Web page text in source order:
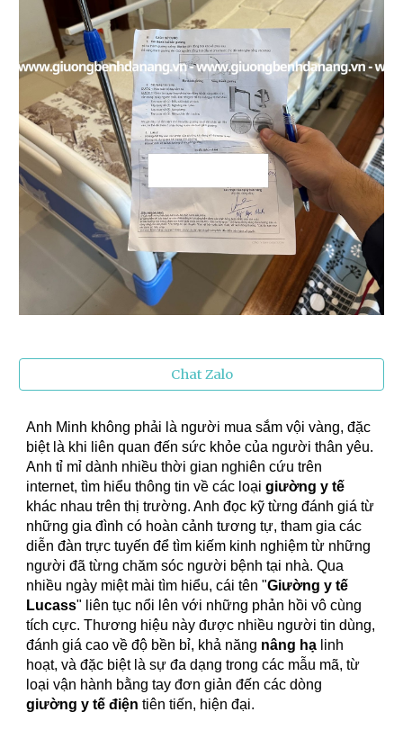
Chat Zalo
Anh Minh không phải là người mua sắm vội vàng, đặc
biệt là khi liên quan đến sức khỏe của người thân yêu.
Anh tỉ mỉ dành nhiều thời gian nghiên cứu trên
internet, tìm hiểu thông tin về các loạigiường y tế
khác nhau trên thị trường. Anh đọc kỹ từng đánh giá từ
những gia đình có hoàn cảnh tương tự, tham gia các
diễn đàn trực tuyến để tìm kiếm kinh nghiệm từ những
người đã từng chăm sóc người bệnh tại nhà. Qua
nhiều ngày miệt mài tìm hiểu, cái tên "Giường y tế
Lucass" liên tục nổi lên với những phản hồi vô cùng
tích cực. Thương hiệu này được nhiều người tin dùng,
đánh giá cao về độ bền bỉ, khả năng nâng hạ linh
hoạt, và đặc biệt là sự đa dạng trong các mẫu mã, từ
loại vận hành bằng tay đơn giản đến các dòng
giường y tế điện tiên tiến, hiện đại.